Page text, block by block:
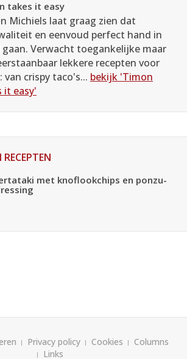
takes it easy
Michiels laat graag zien dat
en eenvoud perfect hand in
gaan. Verwacht toegankelijke maar
lekkere recepten voor
van crispy taco's... bekijk 'Timon
it easy'
RECEPTEN
met knoflookchips en ponzu-
Privacy policy Cookies
Columns
Links